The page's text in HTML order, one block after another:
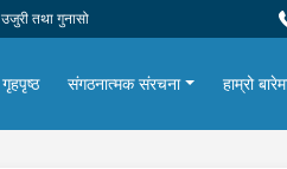
उजुरी तथा गुनासो
गृहपृष्ठ संगठनात्मक संरचना हाम्रो